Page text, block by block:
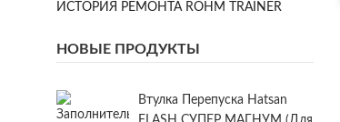
ИСТОРИЯ РЕМОНТА ROHM TRAINER
НОВЫЕ ПРОДУКТЫ
Втулка Перепуска Hatsan